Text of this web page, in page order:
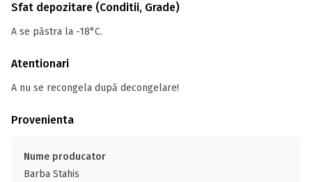
Sfat depozitare (Conditii, Grade)
A se păstra la -18°C.
Atentionari
A nu se recongela după decongelare!
Provenienta
Nume producator
Barba Stahis